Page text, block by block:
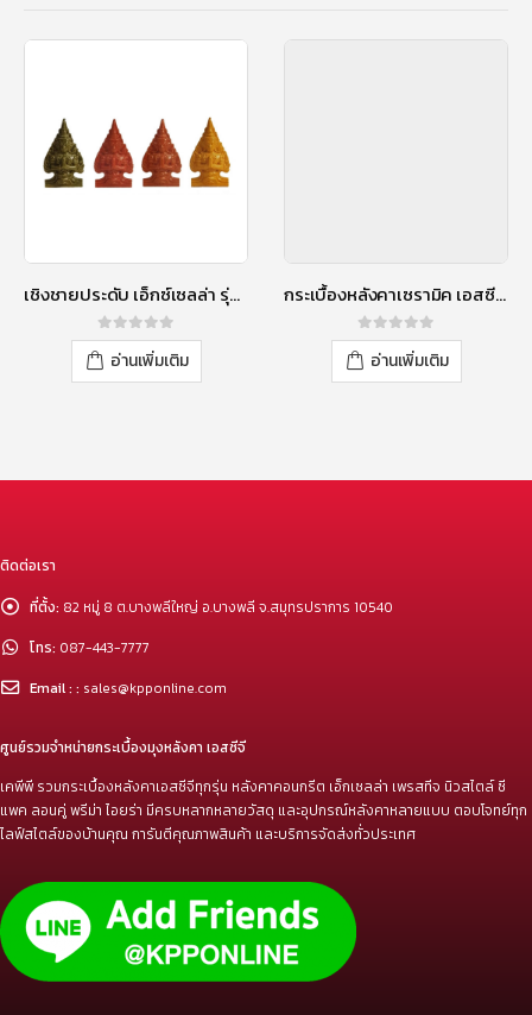
เชิงชายประดับ เอ็กซ์เซลล่า รุ่นดอกพุดตาน สีออบสิเดียน เกรย์
0out of 5
อ่านเพิ่มเติม
กระเบื้องหลังคาเซรามิค เอสซีจี รุ่นเอ็กซ์เซลล่า คลาสสิค สีไวท์ เพิร์ล
0out of 5
อ่านเพิ่มเติม
ติดต่อเรา
ที่ตั้ง: 82 หมู่ 8 ต.บางพลีใหญ่ อ.บางพลี จ.สมุทรปราการ 10540
โทร: 087-443-7777
Email : : sales@kpponline.com
ศูนย์รวมจำหน่ายกระเบื้องมุงหลังคา เอสซีจี
เคพีพี รวมกระเบื้องหลังคาเอสซีจีทุกรุ่น หลังคาคอนกรีต เอ็กเซลล่า เพรสทีจ นิวสไตล์ ซี
แพค ลอนคู่ พรีม่า ไอยร่า มีครบหลากหลายวัสดุ และอุปกรณ์หลังคาหลายแบบ ตอบโจทย์ทุก
ไลฟ์สไตล์ของบ้านคุณ การันตีคุณภาพสินค้า และบริการจัดส่งทั่วประเทศ